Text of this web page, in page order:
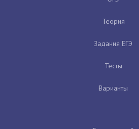
Теория
Задания ЕГЭ
Тесты
Варианты